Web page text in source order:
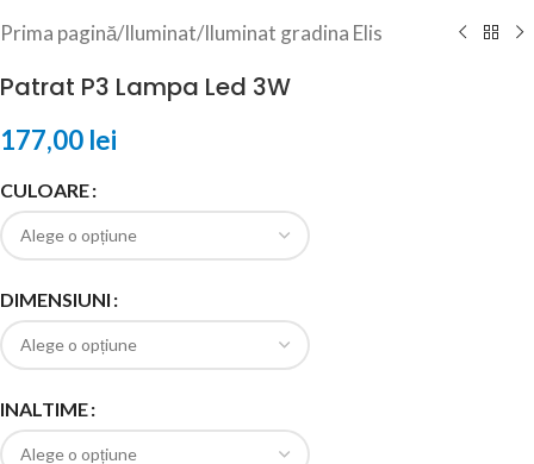
Prima pagină/Iluminat/Iluminat gradina Elis
Patrat P3 Lampa Led 3W
177,00 lei
CULOARE
DIMENSIUNI
INALTIME